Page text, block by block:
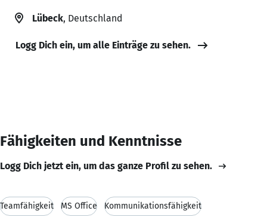
Lübeck, Deutschland
Logg Dich ein, um alle Einträge zu sehen.
Fähigkeiten und Kenntnisse
Logg Dich jetzt ein, um das ganze Profil zu sehen.
Teamfähigkeit MS Office Kommunikationsfähigkeit